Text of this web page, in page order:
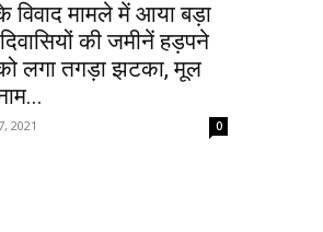
विवाद मामले में आया बड़ा
की जमीनें हड़पने
लगा तगड़ा झटका, मूल
2021 0